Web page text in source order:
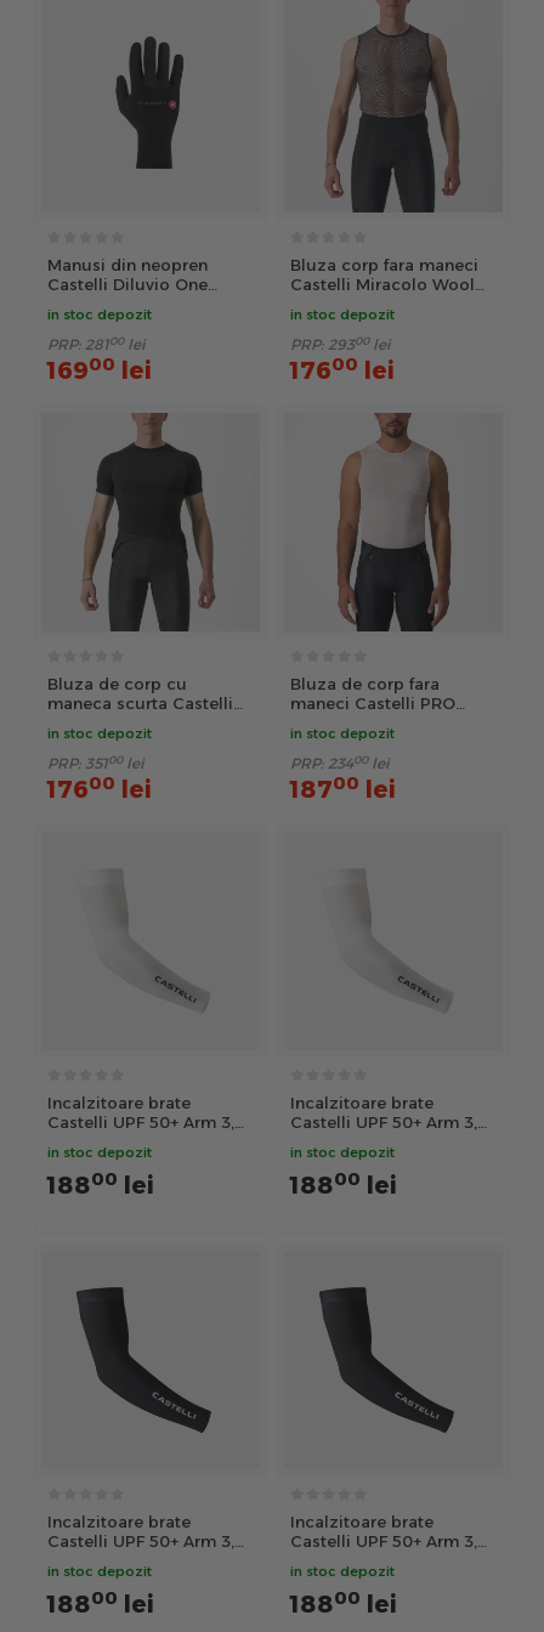
Manusi din neopren
Castelli Diluvio One
in stoc depozit
PRP: 28100 lei
16900 lei
Bluza corp fara maneci
Castelli Miracolo Wool
in stoc depozit
PRP: 29300 lei
17600 lei
Bluza de corp cu
maneca scurta Castelli
S/M
in stoc depozit
PRP: 35100 lei
17600 lei
Bluza de corp fara
maneci Castelli PRO
in stoc depozit
PRP: 23400 lei
18700 lei
Incalzitoare brate
Castelli UPF 50+ Arm 3,
in stoc depozit
18800 lei
Incalzitoare brate
Castelli UPF 50+ Arm 3,
in stoc depozit
18800 lei
Incalzitoare brate
Castelli UPF 50+ Arm 3,
in stoc depozit
18800 lei
Incalzitoare brate
Castelli UPF 50+ Arm 3,
in stoc depozit
18800 lei